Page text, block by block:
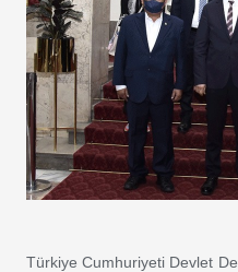
Türkiye Cumhuriyeti Devlet